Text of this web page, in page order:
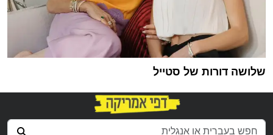
שלושה דורות של סטייל